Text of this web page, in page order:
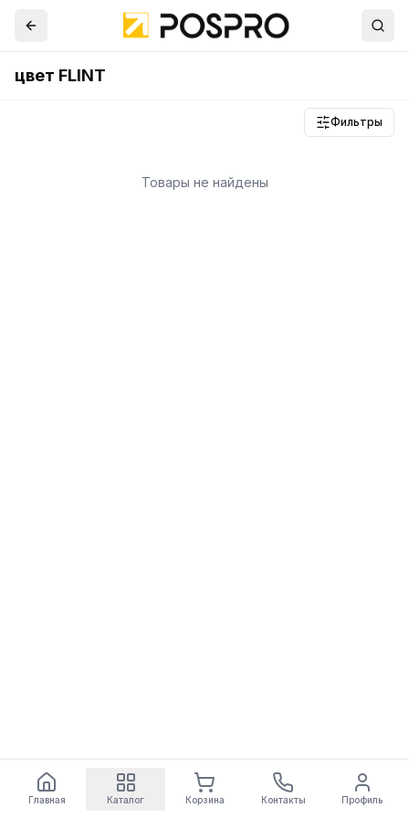
цвет FLINT
Фильтры
Товары не найдены
Главная Каталог Корзина Контакты Профиль